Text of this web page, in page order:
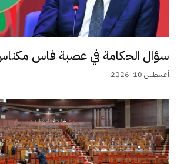
سؤال الحكامة في عصبة فاس
أغسطس 10, 2026